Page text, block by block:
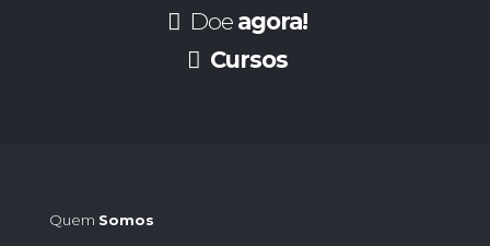
Doe agora!
Cursos
Quem Somos